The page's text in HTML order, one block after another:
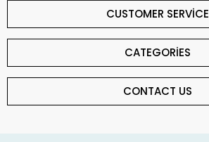
CUSTOMER SERVİCE
CATEGORİES
CONTACT US